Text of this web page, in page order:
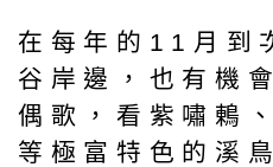
在每年的11月到
谷岸邊，也有機
偶歌，看紫嘯鶇
等極富特色的溪